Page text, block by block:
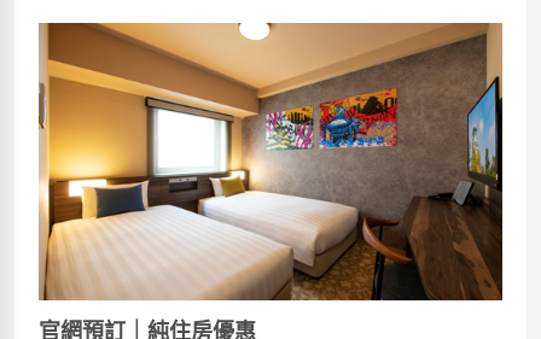
官網預訂｜純住房優惠